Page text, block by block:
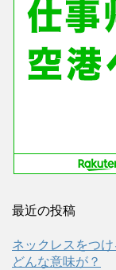
最近の投稿
ネックレスをつ
どんな意味が？